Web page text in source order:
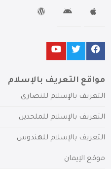
مواقع التعريف بالإسلام
التعريف بالإسلام للنصارى
التعريف بالإسلام للملحدين
التعريف بالإسلام للهندوس
موقع الإيمان